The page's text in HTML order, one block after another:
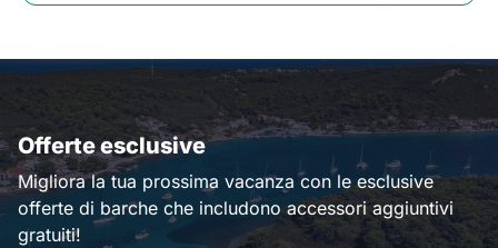
Offerte esclusive
Migliora la tua prossima vacanza con le esclusive
offerte di barche che includono accessori aggiuntivi
gratuiti!